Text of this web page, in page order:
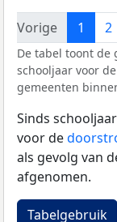
Vorige
1 2
De tabel toont de
schooljaar voor
gemeenten
Sinds
voor de
als gevolg van
afgenomen.
Tabelgebruik